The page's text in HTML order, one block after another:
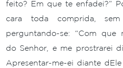
feito? Em que te enfadei?”
cara toda comprida,
perguntando-se: “Com que
do Senhor, e me prostrarei
Apresentar-me-ei diante